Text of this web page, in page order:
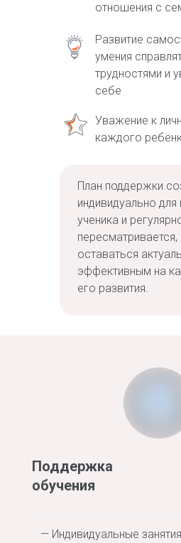
отношения с
Уважение к
каждого
Развитие
умения
трудностями и
себе
План поддержки
индивидуально
ученика и
оставаться
эффективным на
его развития.
Поддержка
обучения
— Индивидуальные